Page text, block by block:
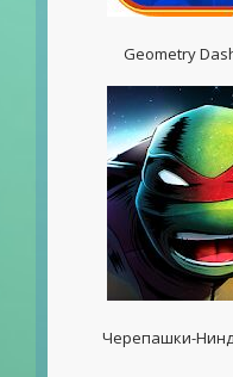
Geometry
Черепашки-